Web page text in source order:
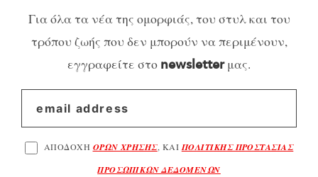
Για όλα τα νέα της ομορφιάς, του στυλ και του
τρόπου ζωής που δεν μπορούν να περιμένουν,
εγγραφείτε στο newsletterμας.
ΑΠΟΔΟΧΗ ΟΡΩΝ ΧΡΗΣΗΣ, ΚΑΙ ΠΟΛΙΤΙΚΗΣ ΠΡΟΣΤΑΣΙΑΣ
ΠΡΟΣΩΠΙΚΩΝ ΔΕΔΟΜΕΝΩΝ